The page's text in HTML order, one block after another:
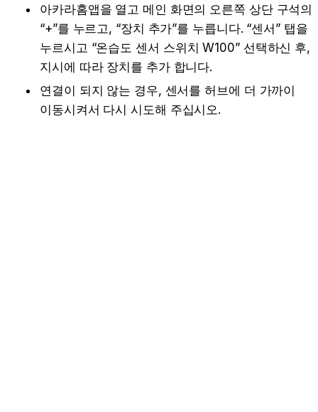
아카라홈앱을 열고 메인 화면의 오른쪽 상단 구석의
“+”를 누르고, “장치 추가”를 누릅니다. “센서” 탭을
누르시고 “온습도 센서 스위치 W100” 선택하신 후,
지시에 따라 장치를 추가 합니다.
연결이 되지 않는 경우, 센서를 허브에 더 가까이
이동시켜서 다시 시도해 주십시오.